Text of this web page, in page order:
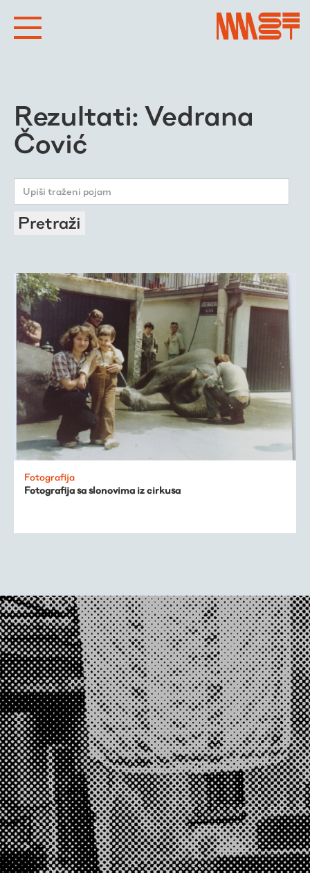
Virtualni fundus
Živa baština
Virtualni program
Trešnjevačka
O nama
Rezultati: Vedrana
Čović
Pretraži
Fotografija
Fotografija sa slonovima iz cirkusa